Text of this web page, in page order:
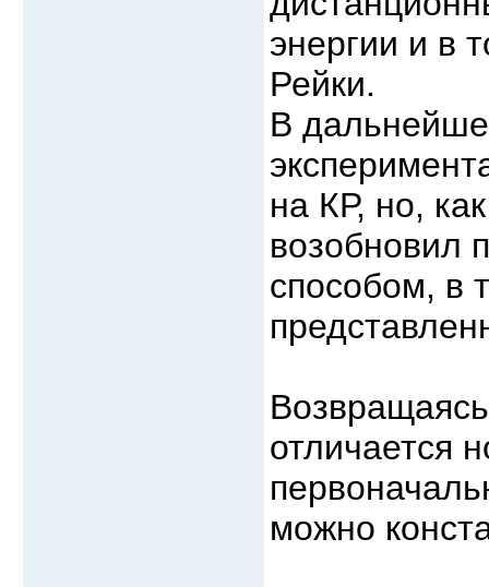
энергии и в
Рейки.
В
на КР, но,
возобновил
способом, в
отличается
можно